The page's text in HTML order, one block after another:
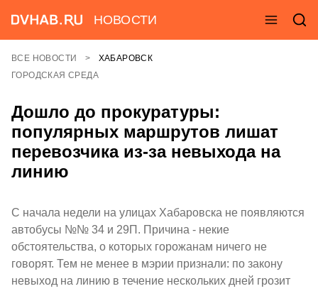
НОВОСТИ
ВСЕ НОВОСТИ
ХАБАРОВСК
ГОРОДСКАЯ СРЕДА
Дошло до прокуратуры:
популярных маршрутов лишат
перевозчика из-за невыхода на
линию
С начала недели на улицах Хабаровска не появляются
автобусы №№ 34 и 29П. Причина - некие
обстоятельства, о которых горожанам ничего не
говорят. Тем не менее в мэрии признали: по закону
невыход на линию в течение нескольких дней грозит